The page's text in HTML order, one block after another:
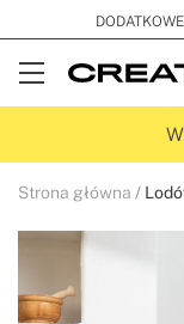
Open
Menu
Strona główna